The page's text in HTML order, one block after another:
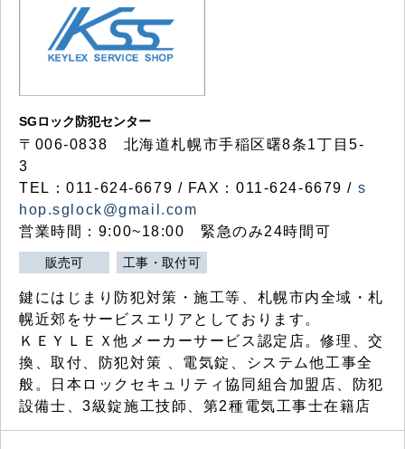
SGロック防犯センター
〒006-0838 北海道札幌市手稲区曙8条1丁目5-
3
TEL：011-624-6679 / FAX：011-624-6679 / s
hop.sglock@gmail.com
営業時間：9:00~18:00 緊急のみ24時間可
販売可 工事・取付可
鍵にはじまり防犯対策・施工等、札幌市内全域・札
幌近郊をサービスエリアとしております。
ＫＥＹＬＥＸ他メーカーサービス認定店。修理、交
換、取付、防犯対策 、電気錠、システム他工事全
般。日本ロックセキュリティ協同組合加盟店、防犯
設備士、3級錠施工技師、第2種電気工事士在籍店